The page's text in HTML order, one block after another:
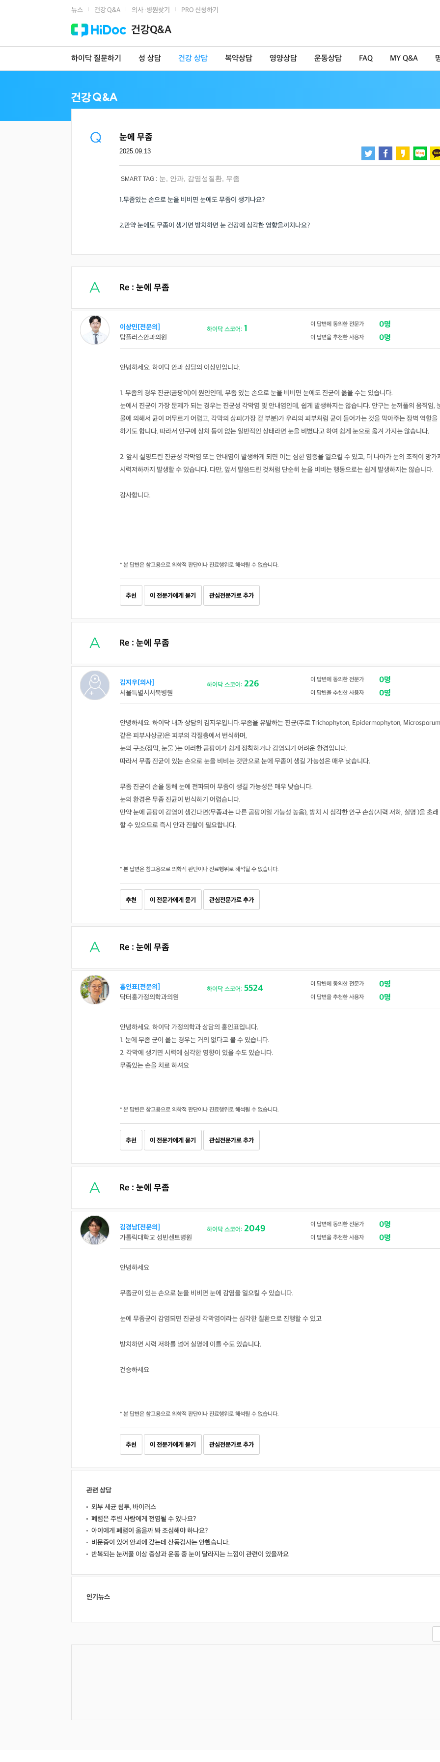
뉴스 건강 Q&A 의사·병원찾기 PRO 신청하기
건강Q&A
하이닥 질문하기 성 상담 건강 상담 복약상담 영양상담 운동상담 FAQ MY Q&A
눈에 무좀
2025.09.13
SMART TAG : 눈 안과 감염성질환 무좀
1.무좀있는 손으로 눈을 비비면 눈에도 무좀이 생기나요?
2.만약 눈에도 무좀이 생기면 방치하면 눈 건강에 심각한 영향을끼치나요?
Re : 눈에 무좀
이상민[전문의]
탑플러스안과의원
하이닥 스코어: 1 이 답변에 동의한 전문가 0명
이 답변을 추천한 사용자 0명
안녕하세요. 하이닥 안과 상담의 이상민입니다.
1. 무좀의 경우 진균(곰팡이)이 원인인데, 무좀 있는 손으로 눈을 비비면 눈에도 진균이 옮을 수는 있습니다.
눈에서 진균이 가장 문제가 되는 경우는 진균성 각막염 및 안내염인데, 쉽게 발생하지는 않습니다. 안구는 눈꺼풀의 움직임,
물에 의해서 균이 머무르기 어렵고, 각막의 상피(가장 겉 부분)가 우리의 피부처럼 균이 들어가는 것을 막아주는 장벽 역할을
하기도 합니다. 따라서 안구에 상처 등이 없는 일반적인 상태라면 눈을 비볐다고 하여 쉽게 눈으로 옮겨 가지는 않습니다.
2. 앞서 설명드린 진균성 각막염 또는 안내염이 발생하게 되면 이는 심한 염증을 일으킬 수 있고, 더 나아가 눈의 조직이 망가
시력저하까지 발생할 수 있습니다. 다만, 앞서 말씀드린 것처럼 단순히 눈을 비비는 행동으로는 쉽게 발생하지는 않습니다.
감사합니다.
* 본 답변은 참고용으로 의학적 판단이나 진료행위로 해석될 수 없습니다.
추천 이 전문가에게 묻기 관심전문가로 추가
Re : 눈에 무좀
김지우[의사]
서울특별시서북병원
하이닥 스코어: 226 이 답변에 동의한 전문가 0명
이 답변을 추천한 사용자 0명
안녕하세요. 하이닥 내과 상담의 김지우입니다.무좀을 유발하는 진균(주로 Trichophyton, Epidermophyton, Microsporum
같은 피부사상균)은 피부의 각질층에서 번식하며,
눈의 구조(점막, 눈물 )는 이러한 곰팡이가 쉽게 정착하거나 감염되기 어려운 환경입니다.
따라서 무좀 진균이 있는 손으로 눈을 비비는 것만으로 눈에 무좀이 생길 가능성은 매우 낮습니다.
무좀 진균이 손을 통해 눈에 전파되어 무좀이 생길 가능성은 매우 낮습니다.
눈의 환경은 무좀 진균이 번식하기 어렵습니다.
만약 눈에 곰팡이 감염이 생긴다면(무좀과는 다른 곰팡이일 가능성 높음), 방치 시 심각한 안구 손상(시력 저하, 실명 )을 초래
할 수 있으므로 즉시 안과 진찰이 필요합니다.
* 본 답변은 참고용으로 의학적 판단이나 진료행위로 해석될 수 없습니다.
추천 이 전문가에게 묻기 관심전문가로 추가
Re : 눈에 무좀
홍인표[전문의]
닥터홍가정의학과의원
하이닥 스코어: 5524 이 답변에 동의한 전문가 0명
이 답변을 추천한 사용자 0명
안녕하세요. 하이닥 가정의학과 상담의 홍인표입니다.
1. 눈에 무좀 균이 옮는 경우는 거의 없다고 볼 수 있습니다.
2. 각막에 생기면 시력에 심각한 영향이 있을 수도 있습니다.
무좀있는 손을 치료 하셔요
* 본 답변은 참고용으로 의학적 판단이나 진료행위로 해석될 수 없습니다.
추천 이 전문가에게 묻기 관심전문가로 추가
Re : 눈에 무좀
김경남[전문의]
가톨릭대학교 성빈센트병원
하이닥 스코어: 2049 이 답변에 동의한 전문가 0명
이 답변을 추천한 사용자 0명
안녕하세요
무좀균이 있는 손으로 눈을 비비면 눈에 감염을 일으킬 수 있습니다.
눈에 무좀균이 감염되면 진균성 각막염이라는 심각한 질환으로 진행할 수 있고
방치하면 시력 저하를 넘어 실명에 이를 수도 있습니다.
건승하세요
* 본 답변은 참고용으로 의학적 판단이나 진료행위로 해석될 수 없습니다.
추천 이 전문가에게 묻기 관심전문가로 추가
관련 상담
외부 세균 침투, 바이러스
폐렴은 주변 사람에게 전염될 수 있나요?
아이에게 폐렴이 옮을까 봐 조심해야 하나요?
비문증이 있어 안과에 갔는데 산동검사는 안했습니다.
반복되는 눈꺼풀 이상 증상과 운동 중 눈이 달라지는 느낌이 관련이 있을까요
인기뉴스